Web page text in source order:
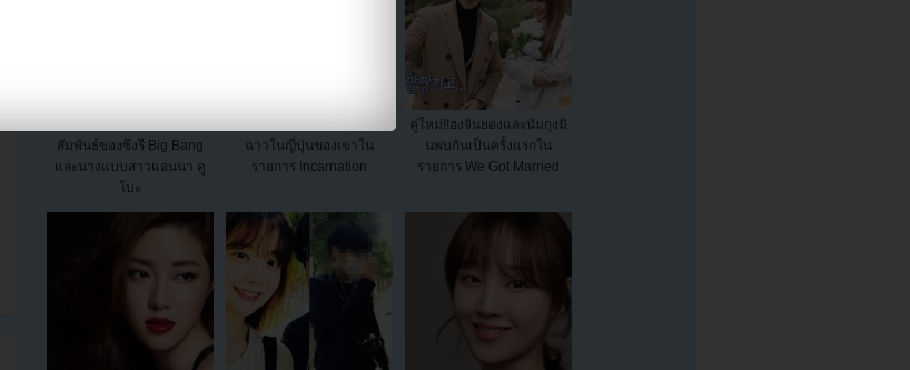
สัมพันธ์ของซึงรี Big Bang
และนางแบบสาวแอนนา คู
โบะ
ฉาวในญี่ปุ่นของเขาใน
รายการ Incarnation
คู่ใหม่!!ฮงจินยองและนัมกุงมิ
นพบกันเป็นครั้งแรกใน
รายการ We Got Married